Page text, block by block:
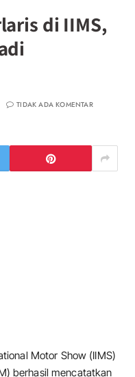
di IIMS,
TIDAK ADA KOMENTAR
Motor Show (IIMS)
berhasil mencatatkan